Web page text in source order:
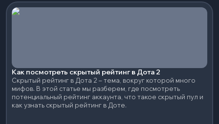
Как посмотреть скрытый рейтинг в Дота 2
Скрытый рейтинг в Дота 2 – тема, вокруг которой много
мифов. В этой статье мы разберем, где посмотреть
потенциальный рейтинг аккаунта, что такое скрытый пул и
как узнать скрытый рейтинг в Доте.